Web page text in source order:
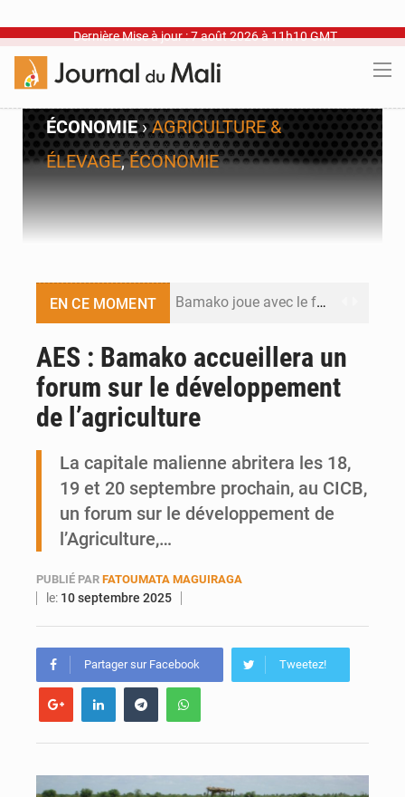
Dernière Mise à jour : 7 août 2026 à 11h10 GMT
ÉCONOMIE›AGRICULTURE &
ÉLEVAGE,ÉCONOMIE
EN CE MOMENT Bamako joue avec le feu
Dr Abdrahamane Tamboura, économiste
AfroBasket U18 : Le Mali défend sa double couronne à Abidjan
AES : Bamako accueillera un
forum sur le développement
de l’agriculture
La capitale malienne abritera les 18,
19 et 20 septembre prochain, au CICB,
un forum sur le développement de
l’Agriculture,…
PUBLIÉ PAR FATOUMATA MAGUIRAGA
le: 10 septembre 2025
Partager sur Facebook Tweetez!